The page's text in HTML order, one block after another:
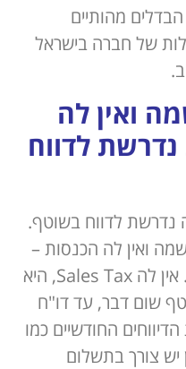
מהותיים
של חברה בישראל
ואין לה
לדווח
נדרשת לדווח בשוטף.
ואין לה הכנסות –
אין לה מקדמות שצריך לשלם. אין לה Sales Tax, היא
שום דבר, עד דו"ח
החודשיים כמו
צורך בתשלום